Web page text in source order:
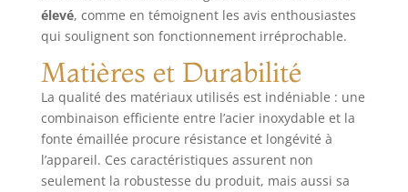
élevé, comme en témoignent les avis enthousiastes
qui soulignent son fonctionnement irréprochable.
Matières et Durabilité
La qualité des matériaux utilisés est indéniable : une
combinaison efficiente entre l’acier inoxydable et la
fonte émaillée procure résistance et longévité à
l’appareil. Ces caractéristiques assurent non
seulement la robustesse du produit, mais aussi sa